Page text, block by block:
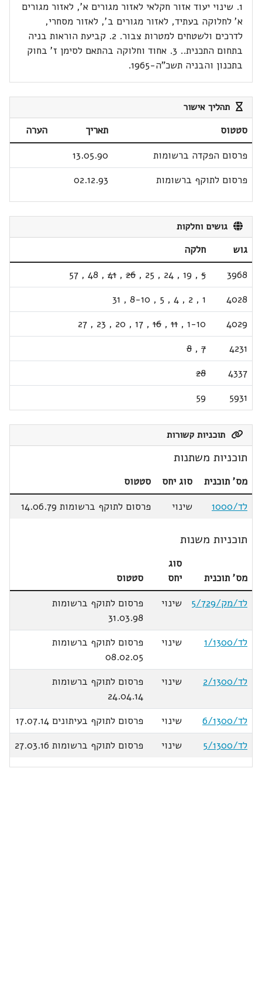
1. שינוי יעוד אזור חקלאי לאזור מגורים א', לאזור מגורים
א' לחלוקה בעתיד, לאזור מגורים ב', לאזור מסחרי,
לדרכים ולשטחים למטרות צבור. 2. קביעת הוראות בניה
בתחום התכנית.. 3. אחוד וחלוקה בהתאם לסימן ז' בחוק
בתכנון והבניה תשכ"ה-1965.
תהליך אישור
סטטוס תאריך
הערה
פרסום הפקדה ברשומות
13.05.90
פרסום לתוקף ברשומות
02.12.93
גושים וחלקות
גוש
חלקה
3968
5
,
19
,
24
,
25
,
26
,
41
,
48
,
57
4028
1
,
2
,
4
,
5
,
8-10
,
31
4029
1-10
,
11
,
16
,
17
,
20
,
23
,
27
4231
7
,
8
4337
28
5931
59
תוכניות קשורות
תוכניות משתנות
מס' תוכנית סוג יחס
סטטוס
לד/1000
שינוי פרסום לתוקף ברשומות 14.06.79
תוכניות משנות
מס' תוכנית
סוג
יחס
סטטוס
לד/מק/5/729
שינוי
פרסום לתוקף ברשומות
31.03.98
לד/1/1300
שינוי
פרסום לתוקף ברשומות
08.02.05
לד/2/1300
שינוי
פרסום לתוקף ברשומות
24.04.14
לד/6/1300
שינוי
פרסום לתוקף בעיתונים 17.07.14
לד/5/1300
שינוי פרסום לתוקף ברשומות 27.03.16